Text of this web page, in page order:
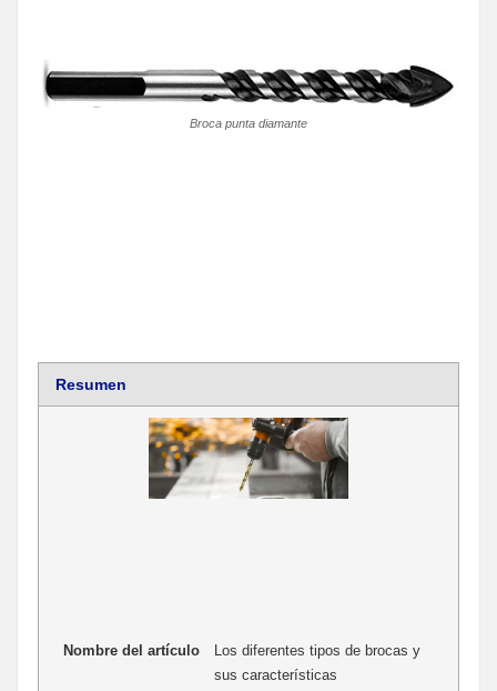
Broca punta diamante
Resumen
Nombre del artículo
Los diferentes tipos de brocas y
sus características